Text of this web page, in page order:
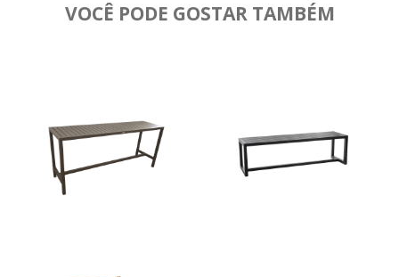
VOCÊ PODE GOSTAR TAMBÉM